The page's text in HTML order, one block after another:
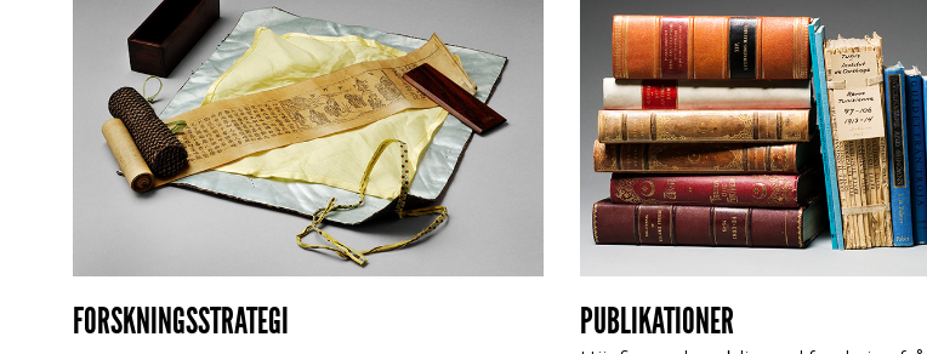
FORSKNINGSSTRATEGI PUBLIKATIONER